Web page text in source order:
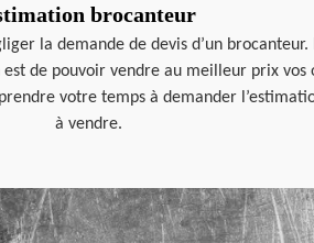
brocanteur
la demande de devis d’un
de pouvoir vendre au meilleur prix vos
votre temps à demander
à vendre.